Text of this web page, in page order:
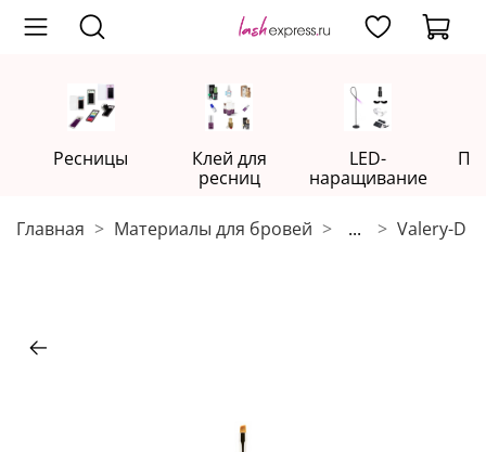
Ресницы
Клей для
ресниц
LED-
наращивание
Главная Материалы для бровей ... Valery-D